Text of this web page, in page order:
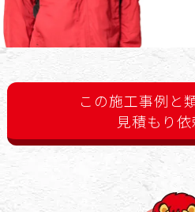
この施工事例と
見積もり